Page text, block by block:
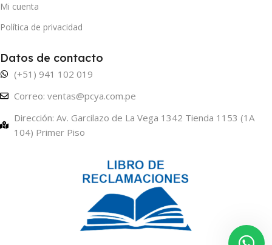
Mi cuenta
Política de privacidad
Datos de contacto
(+51) 941 102 019
Correo: ventas@pcya.com.pe
Dirección: Av. Garcilazo de La Vega 1342 Tienda 1153 (1A
104) Primer Piso